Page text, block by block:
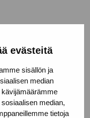
evästeitä
sisällön ja
median
median,
tietoja
Aktia Banks